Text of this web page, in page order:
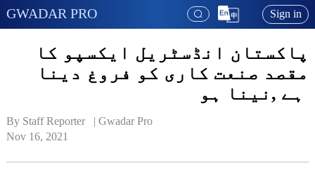
GWADAR PRO Sign in
پاکستان انڈسٹریل ایکسپو کا
مقصد صنعت کاری کو فروغ دینا
ہے ,نینا ہو
By Staff Reporter   | Gwadar Pro
Nov 16, 2021